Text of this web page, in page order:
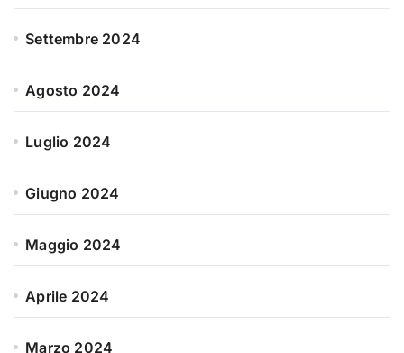
Settembre 2024
Agosto 2024
Luglio 2024
Giugno 2024
Maggio 2024
Aprile 2024
Marzo 2024